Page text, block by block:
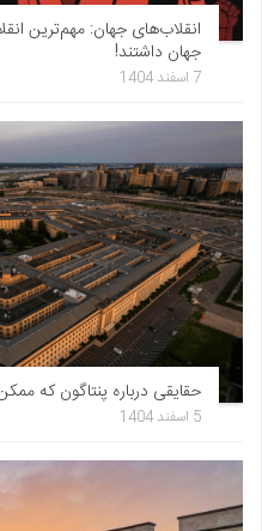
انقلاب‌های جهان: مهم‌ترین
جهان داشتند!
7 اسفند 1404
حقایقی درباره پنتاگون که
5 اسفند 1404